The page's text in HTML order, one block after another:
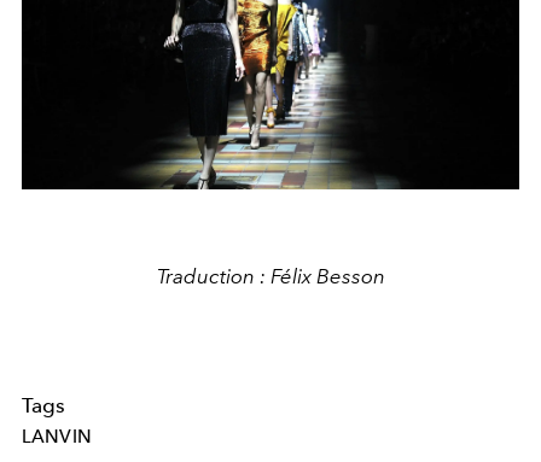
Traduction : Félix Besson
Tags
LANVIN